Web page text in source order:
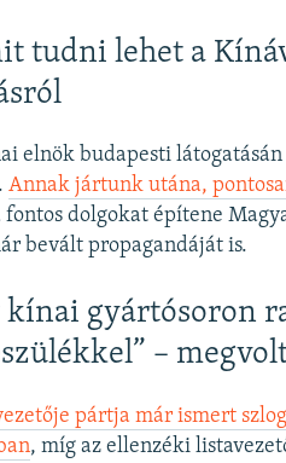
tudni lehet a
elnök budapesti
Annak jártunk utána,
fontos dolgokat építene
bevált propagandáját is.
kínai gyártósoron
–
pártja már ismert
, míg az ellenzéki